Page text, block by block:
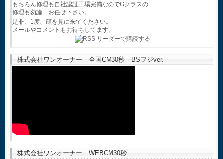
もちろん修理も自社認証工場完備なのでGクラスの
修理も勿論 お任せ下さい。
是非、1度、顔を見に来てください。
メールやコメントもお待ちしてます。
株式会社ワンオーナー 全国CM30秒 BSフジver.
株式会社ワンオーナー WEBCM30秒